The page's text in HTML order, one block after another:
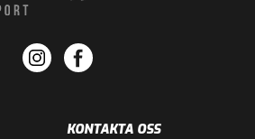
KONTAKTA OSS